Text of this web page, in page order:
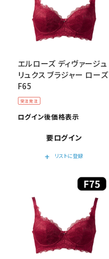
受注発注
エルローズ ディヴァージュ
リュクス ブラジャー ローズ
F65
ログイン後価格表示
要ログイン
add
リストに登録